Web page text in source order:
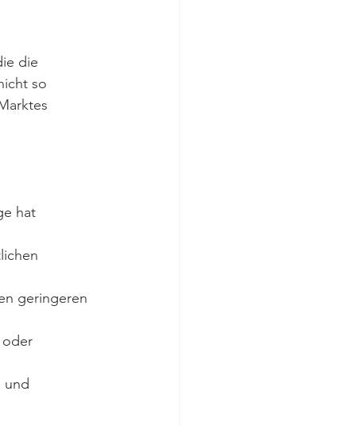
die
so
hat
geringeren
oder
und